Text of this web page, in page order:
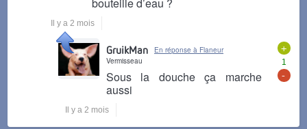
Il y a 2 mois
+
1
-
GruikMan
En réponse à Flaneur
Vermisseau
Sous la douche ça marche
aussi
Il y a 2 mois